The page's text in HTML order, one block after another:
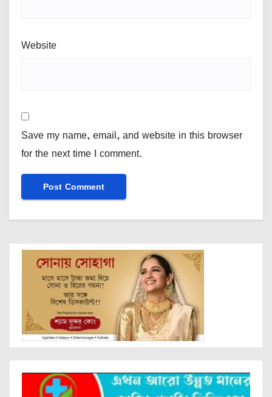
Website
Save my name, email, and website in this browser
for the next time I comment.